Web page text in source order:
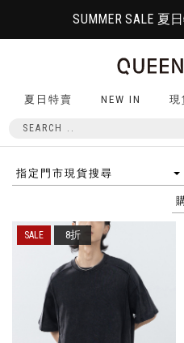
SUMMER SALE 夏
夏日特賣 NEW IN 現
指定門市現貨搜尋
8折